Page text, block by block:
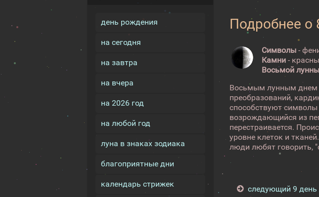
день рождения
на сегодня
на завтра
на вчера
на 2026 год
на любой год
луна в знаках зодиака
благоприятные дни
календарь стрижек
Подробнее о
Символы -
Камни -
Восьмой
Восьмым лунным днем
преобразований,
способствуют
возрождающийся из
перестраивается.
уровне клеток и
люди любят говорить,
следующий 9 день